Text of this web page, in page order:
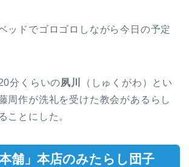
ッドでゴロゴロしながら今日の予定
分くらいの夙川
（しゅくがわ）とい
周作が洗礼を受けた教会があるらし
ことにした。
本舗」本店のみたらし団子